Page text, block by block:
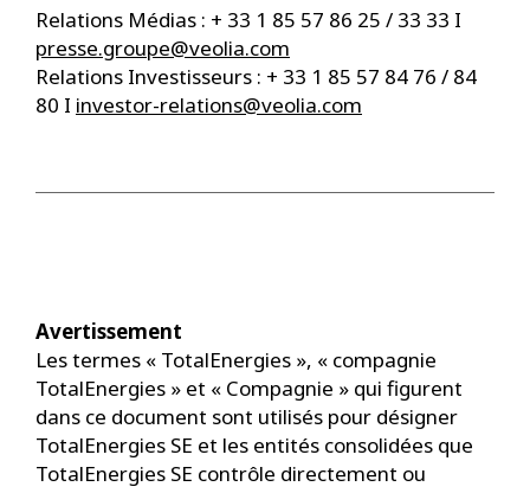
Relations Médias : + 33 1 85 57 86 25 / 33 33 I
presse.groupe@veolia.com
Relations Investisseurs : + 33 1 85 57 84 76 / 84
80 I investor-relations@veolia.com
Avertissement
Les termes « TotalEnergies », « compagnie
TotalEnergies » et « Compagnie » qui figurent
dans ce document sont utilisés pour désigner
TotalEnergies SE et les entités consolidées que
TotalEnergies SE contrôle directement ou